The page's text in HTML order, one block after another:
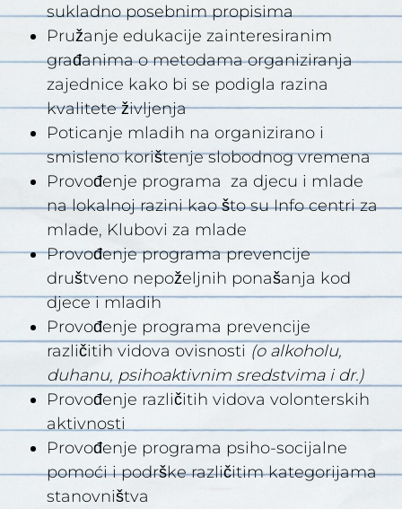
sukladno posebnim propisima
Pružanje edukacije zainteresiranim
građanima o metodama organiziranja
zajednice kako bi se podigla razina
kvalitete življenja
Poticanje mladih na organizirano i
smisleno korištenje slobodnog vremena
Provođenje programa za djecu i mlade
na lokalnoj razini kao što su Info centri za
mlade, Klubovi za mlade
Provođenje programa prevencije
društveno nepoželjnih ponašanja kod
djece i mladih
Provođenje programa prevencije
različitih vidova ovisnosti (o alkoholu,
duhanu, psihoaktivnim sredstvima i dr.)
Provođenje različitih vidova volonterskih
aktivnosti
Provođenje programa psiho-socijalne
pomoći i podrške različitim kategorijama
stanovništva